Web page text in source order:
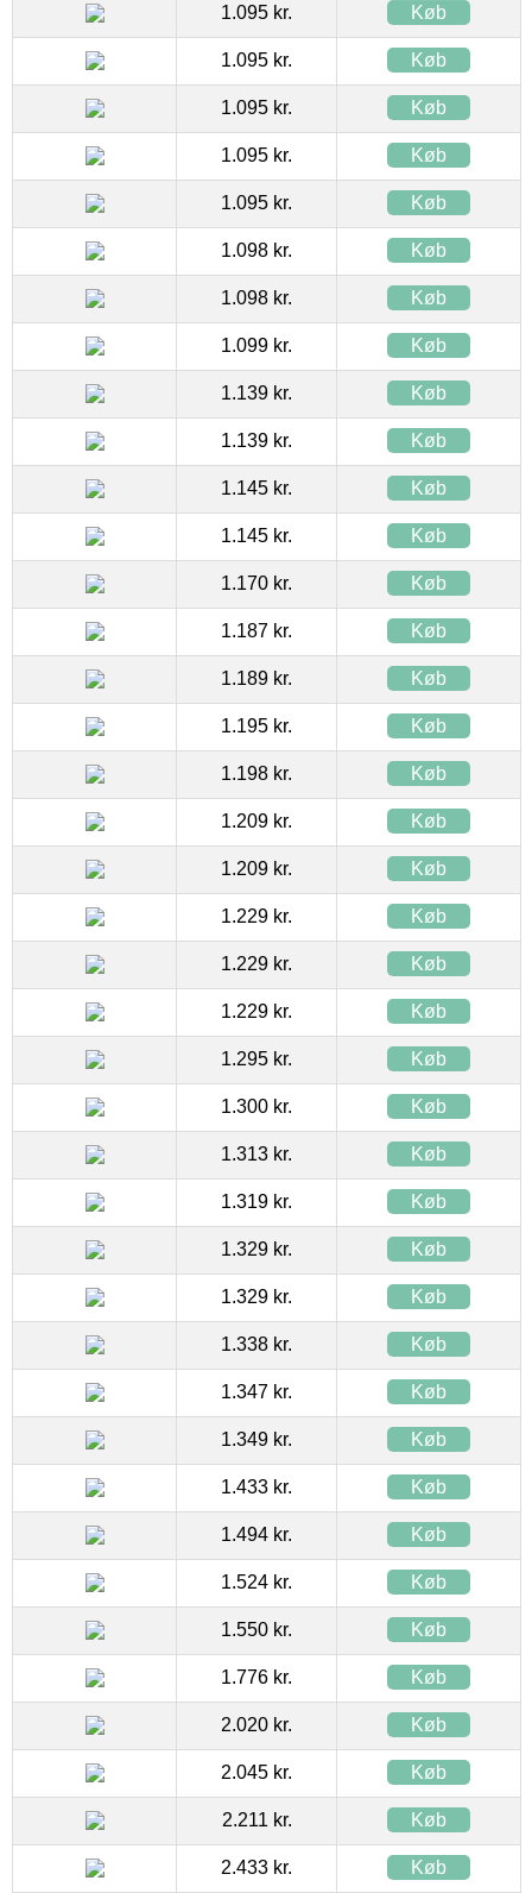
1.095 kr. Køb
1.095 kr. Køb
1.095 kr. Køb
1.095 kr. Køb
1.095 kr. Køb
1.098 kr. Køb
1.098 kr. Køb
1.099 kr. Køb
1.139 kr. Køb
1.139 kr. Køb
1.145 kr. Køb
1.145 kr. Køb
1.170 kr. Køb
1.187 kr. Køb
1.189 kr. Køb
1.195 kr. Køb
1.198 kr. Køb
1.209 kr. Køb
1.209 kr. Køb
1.229 kr. Køb
1.229 kr. Køb
1.229 kr. Køb
1.295 kr. Køb
1.300 kr. Køb
1.313 kr. Køb
1.319 kr. Køb
1.329 kr. Køb
1.329 kr. Køb
1.338 kr. Køb
1.347 kr. Køb
1.349 kr. Køb
1.433 kr. Køb
1.494 kr. Køb
1.524 kr. Køb
1.550 kr. Køb
1.776 kr. Køb
2.020 kr. Køb
2.045 kr. Køb
2.211 kr. Køb
2.433 kr. Køb